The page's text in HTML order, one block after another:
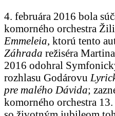
4. februára 2016 bola
komorného orchestra
Emmeleia, ktorú tento
Záhrada režiséra
2016 odohral
rozhlasu Godárovu
pre malého Dávida;
komorného orchestra